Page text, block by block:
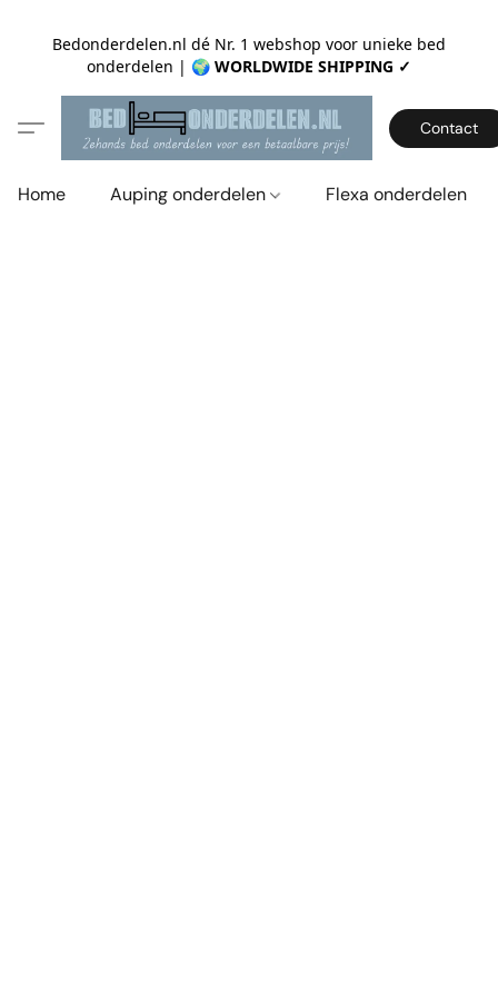
Bedonderdelen.nl dé Nr. 1 webshop voor unieke bed
onderdelen | 🌍 WORLDWIDE SHIPPING ✓
Contact
Home Auping onderdelen Flexa onderdelen